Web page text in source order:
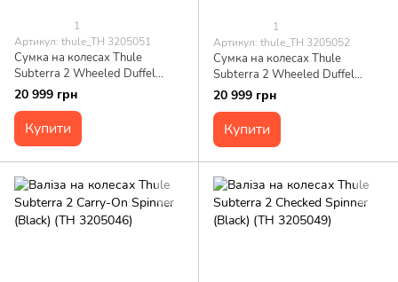
1
Артикул: thule_TH 3205051
Сумка на колесах Thule
Subterra 2 Wheeled Duffel
(Black) (TH 3205051)
20 999 грн
Купити
1
Артикул: thule_TH 3205052
Сумка на колесах Thule
Subterra 2 Wheeled Duffel
(Dark Slate) (TH 3205052)
20 999 грн
Купити